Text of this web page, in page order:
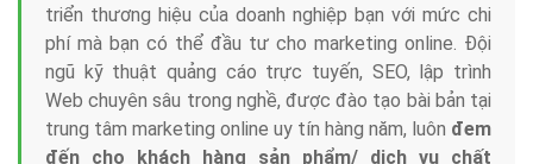
triển thương hiệu của doanh nghiệp bạn với mức chi
phí mà bạn có thể đầu tư cho marketing online. Đội
ngũ kỹ thuật quảng cáo trực tuyến, SEO, lập trình
Web chuyên sâu trong nghề, được đào tạo bài bản tại
trung tâm marketing online uy tín hàng năm, luôn đem
đến cho khách hàng sản phẩm/ dịch vụ chất